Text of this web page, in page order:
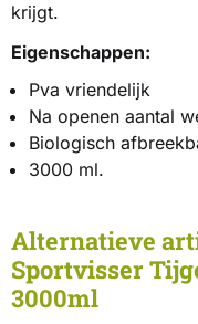
krijgt.
Eigenschappen:
Pva vriendelijk
Na openen aantal
Biologisch
3000 ml.
Alternatieve
Sportvisser
3000ml